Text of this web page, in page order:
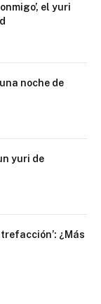
el yuri
noche de
yuri de
¿Más